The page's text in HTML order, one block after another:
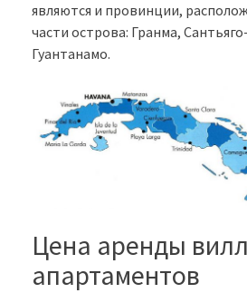
являются и провинции,
части острова: Гранма,
Гуантанамо.
Цена аренды
апартаментов